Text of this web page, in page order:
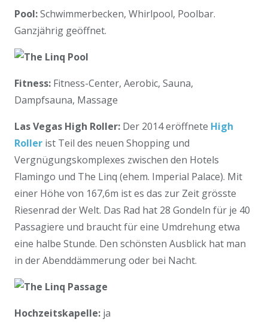
Pool:Schwimmerbecken, Whirlpool, Poolbar.
Ganzjährig geöffnet.
Fitness: Fitness-Center, Aerobic, Sauna,
Dampfsauna, Massage
Las Vegas High Roller: Der 2014 eröffnete High
Roller ist Teil des neuen Shopping und
Vergnügungskomplexes zwischen den Hotels
Flamingo und The Linq (ehem. Imperial Palace). Mit
einer Höhe von 167,6m ist es das zur Zeit grösste
Riesenrad der Welt. Das Rad hat 28 Gondeln für je 40
Passagiere und braucht für eine Umdrehung etwa
eine halbe Stunde. Den schönsten Ausblick hat man
in der Abenddämmerung oder bei Nacht.
Hochzeitskapelle: ja